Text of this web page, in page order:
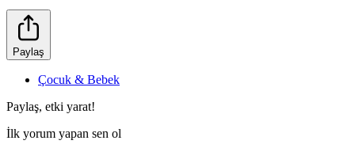
Paylaş
Çocuk & Bebek
Paylaş, etki yarat!
İlk yorum yapan sen ol